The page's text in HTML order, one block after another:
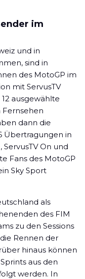
im
und in
sind in
des MotoGP im
mit ServusTV
ausgewählte
dann die
Übertragungen in
On und
Fans des MotoGP
Sky Sport
als
des FIM
zu den Sessions
Rennen der
hinaus können
aus den
werden. In